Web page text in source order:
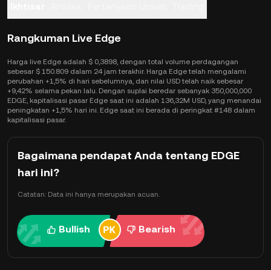
Rangkuman Live Edge
Harga live Edge adalah $ 0,3898, dengan total volume perdagangan
sebesar $ 150.809 dalam 24 jam terakhir. Harga Edge telah mengalami
perubahan +1,5% di hari sebelumnya, dan nilai USD telah naik sebesar
+9,42% selama pekan lalu. Dengan suplai beredar sebanyak 350,000,000
EDGE, kapitalisasi pasar Edge saat ini adalah 136,32M USD, yang menandai
peningkatan +1,5% hari ini. Edge saat ini berada di peringkat #148 dalam
kapitalisasi pasar.
Bagaimana pendapat Anda tentang EDGE
hari ini?
Catatan: Data ini hanya merupakan acuan.
Bullish Bearish